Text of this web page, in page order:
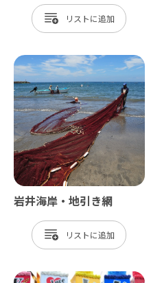
リスト
岩井海岸・地引き網
リスト